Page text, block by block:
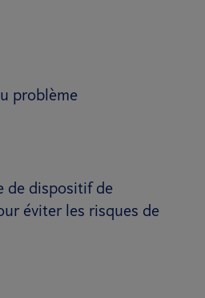
problème
de dispositif de
éviter les risques de